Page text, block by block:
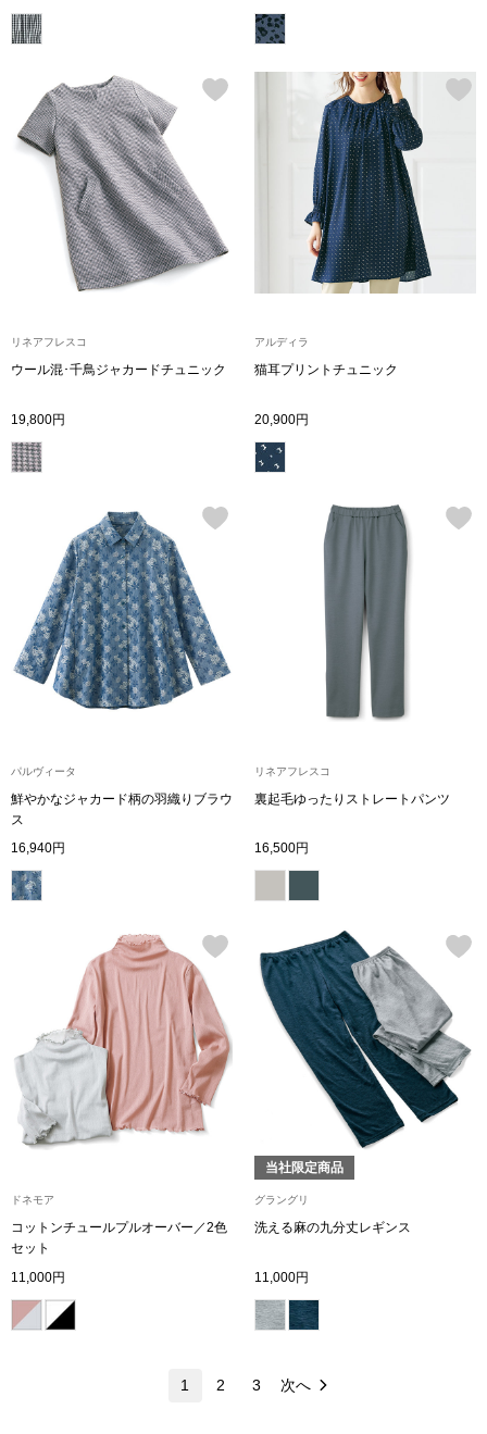
財布／小物
財布／コイン
革小物
ウオッチ
ネックレス
ブレスレット
リング
ファッション
帽子
マフラー／ス
スカーフ／ス
リネアフレスコ
ウール混･千鳥ジャカードチュニック
19,800円
アルディラ
猫耳プリントチュニック
20,900円
パルヴィータ
鮮やかなジャカード柄の羽織りブラウ
ス
16,940円
リネアフレスコ
裏起毛ゆったりストレートパンツ
16,500円
ドネモア
コットンチュールプルオーバー／2色
セット
11,000円
当社限定商品
グラングリ
洗える麻の九分丈レギンス
11,000円
1 2 3 次へ